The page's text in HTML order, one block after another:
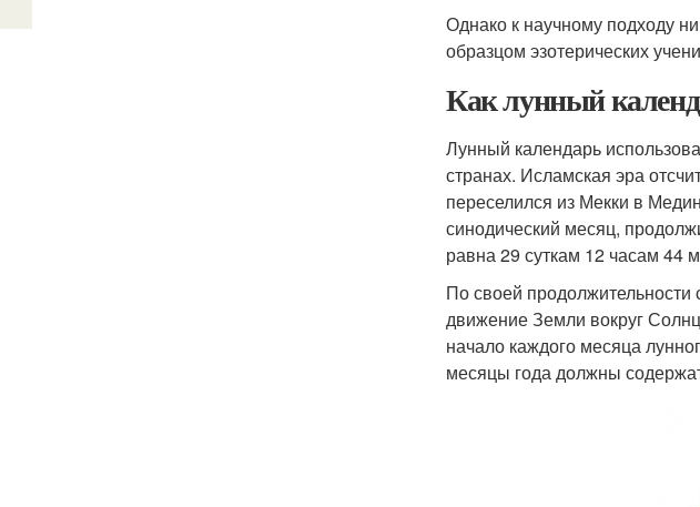
Однако к научному подходу
образцом эзотерических
Как лунный
Лунный календарь
странах. Исламская эра
переселился из Мекки в
синодический месяц,
равна 29 суткам 12 часам 44
По своей
движение Земли вокруг
начало каждого месяца
месяцы года должны